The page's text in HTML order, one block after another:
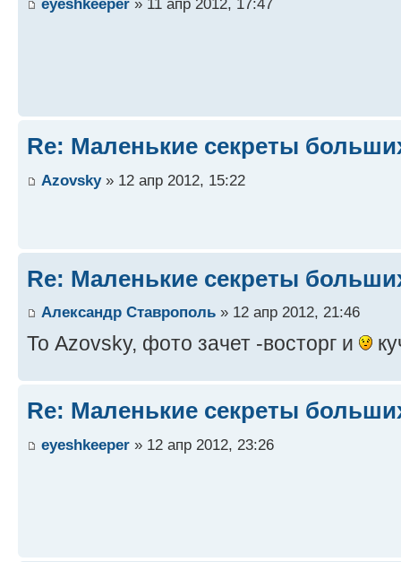
Re: Маленькие секреты
Azovsky» 12 апр 2012, 15:22
Re: Маленькие секреты
Александр Ставрополь » 12 апр 2012, 21:46
То Azovsky, фото зачет -восторг и
Re: Маленькие секреты
eyeshkeeper » 12 апр 2012, 23:26